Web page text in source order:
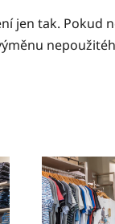
jen tak. Pokud